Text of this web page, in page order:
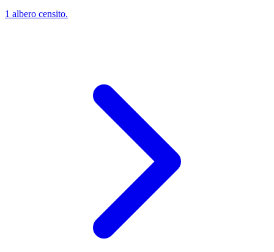
1 albero censito.